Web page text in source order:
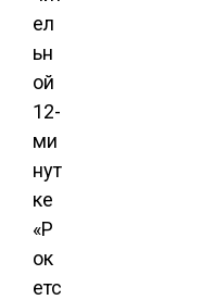
ел
ьн
ой
12-
ми
нут
ке
«Р
ок
етс